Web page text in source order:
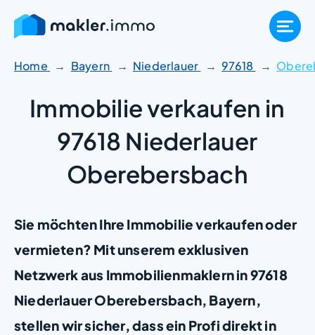
Zum
Inhalt
springen
Home Bayern Niederlauer 97618
Immobilie verkaufen in
97618 Niederlauer
Oberebersbach
Sie möchten Ihre Immobilie verkaufen oder
vermieten? Mit unserem exklusiven
Netzwerk aus Immobilienmaklern in 97618
Niederlauer Oberebersbach, Bayern,
stellen wir sicher, dass ein Profi direkt in